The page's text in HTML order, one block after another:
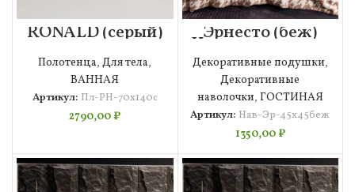
RONALD (серый)
70х140
Полотенце
Полотенца,Для тела,
ВАННАЯ
Артикул: Пл-РН-70х140с
2790,00₽
Эрнесто (беж)
Наволочка 45х45
Декоративные подушки,
Декоративные
наволочки, ГОСТИНАЯ
Артикул: Нав-Эр-45х45беж
1350,00₽